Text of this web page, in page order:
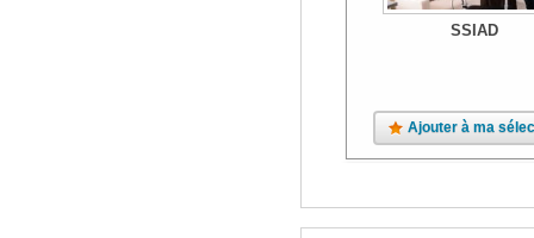
SSIAD
Ajouter à ma